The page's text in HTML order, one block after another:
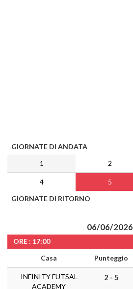
GIORNATE DI ANDATA
1
2
4 5
GIORNATE DI RITORNO
06/06/2026
ORE : 17:00
Casa
Punteggio
INFINITY FUTSAL
ACADEMY
2 - 5